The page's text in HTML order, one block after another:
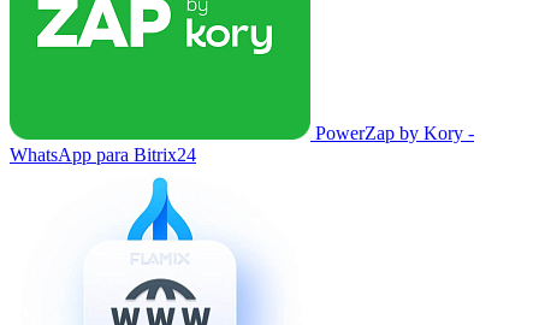
PowerZap by Kory -
WhatsApp para Bitrix24